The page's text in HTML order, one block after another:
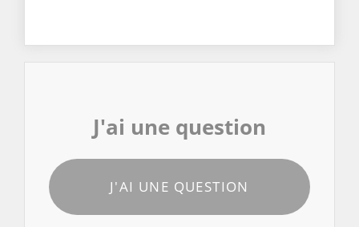
J'ai une question
J'AI UNE QUESTION